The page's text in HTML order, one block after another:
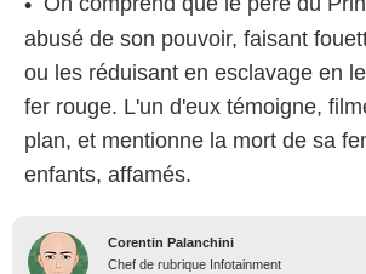
abusé de son pouvoir, faisant
ou les réduisant en esclavage en
fer rouge. L'un d'eux témoigne,
plan, et mentionne la mort de sa
enfants, affamés.
Corentin Palanchini
Chef de rubrique Infotainment